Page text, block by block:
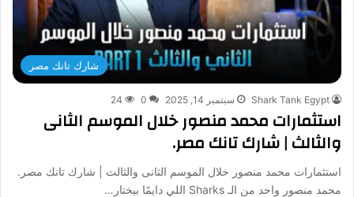
شارك تانك مصر
Shark Tank Egypt سبتمبر 14, 2025 0
24
استثمارات محمد منصور خلال الموسم الثانى
والثالث | شارك تانك مصر.
استثمارات محمد منصور خلال الموسم الثانى والثالث | شارك تانك مصر.
محمد منصور واحد من الـ Sharks اللي دايمًا بيختار…